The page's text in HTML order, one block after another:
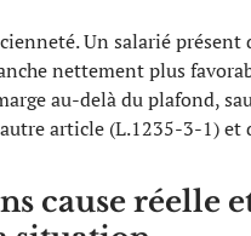
Un salarié présent
nettement plus
au-delà du plafond,
article (L.1235-3-1) et
cause réelle